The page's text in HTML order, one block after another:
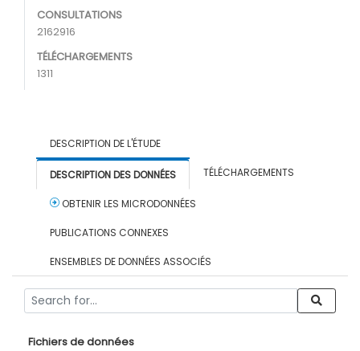
CONSULTATIONS
2162916
TÉLÉCHARGEMENTS
1311
DESCRIPTION DE L'ÉTUDE
DESCRIPTION DES DONNÉES TÉLÉCHARGEMENTS
OBTENIR LES MICRODONNÉES
PUBLICATIONS CONNEXES
ENSEMBLES DE DONNÉES ASSOCIÉS
Fichiers de données